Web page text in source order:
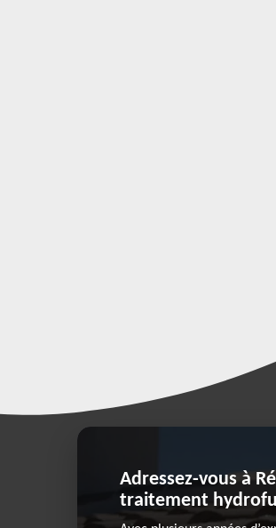
Adressez-vous à
traitement